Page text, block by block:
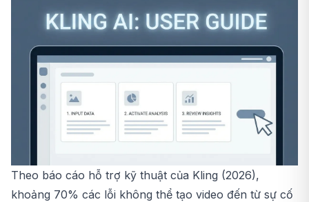
Theo báo cáo hỗ trợ kỹ thuật của Kling (2026),
khoảng 70% các lỗi không thể tạo video đến từ sự cố